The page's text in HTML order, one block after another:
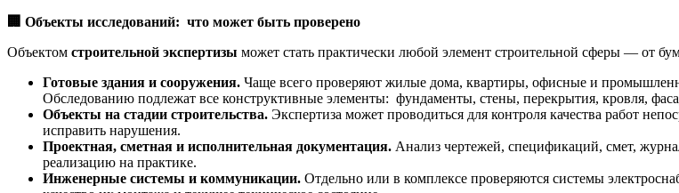
🏢 Объекты исследований: что может быть проверено
Объектом строительной экспертизы может стать практически любой элемент строительной сферы — от
Готовые здания и сооружения. Чаще всего проверяют жилые дома, квартиры, офисные и
Обследованию подлежат все конструктивные элементы: фундаменты, стены, перекрытия, кровля,
Объекты на стадии строительства. Экспертиза может проводиться для контроля качества работ
исправить нарушения.
Проектная, сметная и исполнительная документация. Анализ чертежей, спецификаций, смет,
реализацию на практике.
Инженерные системы и коммуникации. Отдельно или в комплексе проверяются системы